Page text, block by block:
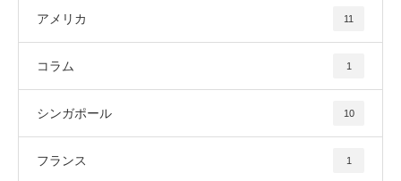
アメリカ 11
コラム 1
シンガポール 10
フランス 1